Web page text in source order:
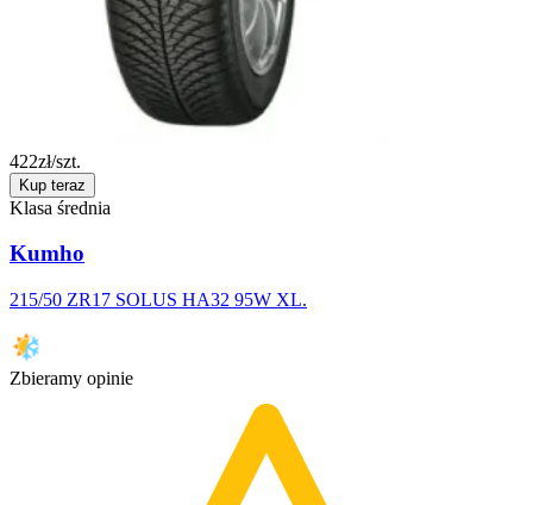
422zł/szt.
Kup teraz
Klasa średnia
Kumho
215/50 ZR17 SOLUS HA32 95W XL.
Zbieramy opinie